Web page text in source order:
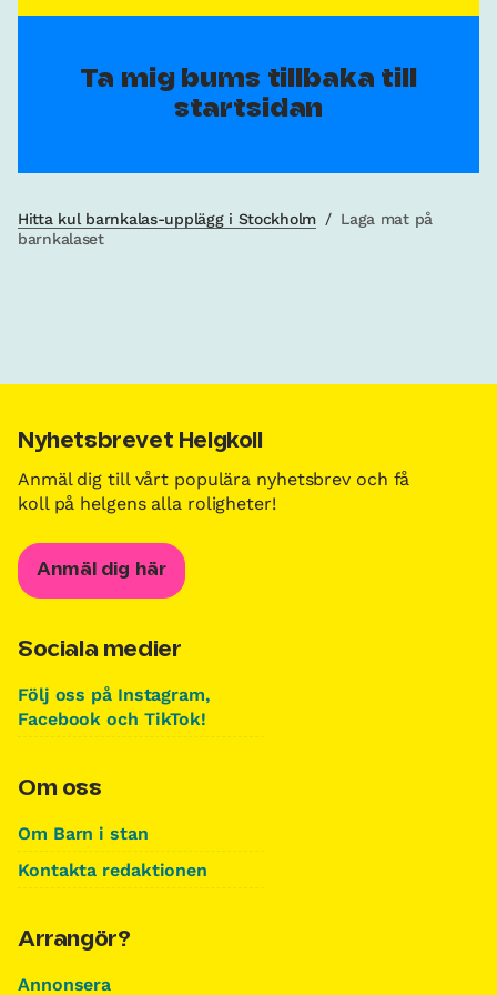
Ta mig bums tillbaka till
startsidan
Hitta kul barnkalas-upplägg i Stockholm / Laga mat på
barnkalaset
Nyhetsbrevet Helgkoll
Anmäl dig till vårt populära nyhetsbrev och få
koll på helgens alla roligheter!
Anmäl dig här
Sociala medier
Följ oss på Instagram,
Facebook och TikTok!
Om oss
Om Barn i stan
Kontakta redaktionen
Arrangör?
Annonsera